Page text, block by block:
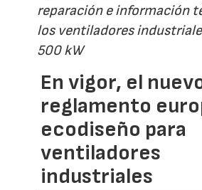
reparación e información
los ventiladores
500 kW
En vigor, el
reglamento
ecodiseño para
ventiladores
industriales